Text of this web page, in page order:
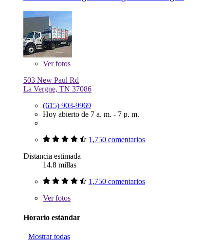
Verfotos
503 New Paul Rd
La Vergne, TN 37086
(615) 903-9969
Hoy abierto de 7 a. m. - 7 p. m.
1,750 comentarios
Distancia estimada
14.8 millas
1,750 comentarios
Verfotos
Horario estándar
Mostrar todas